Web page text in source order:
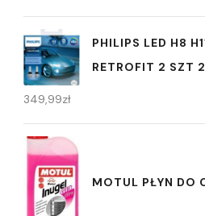
PHILIPS LED H8
RETROFIT 2 SZT
349,99zł
MOTUL PŁYN DO